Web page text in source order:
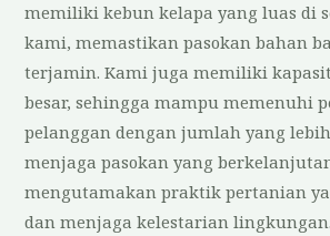
memiliki kebun kelapa yang luas di
kami, memastikan pasokan bahan
terjamin. Kami juga memiliki
besar, sehingga mampu memenuhi
pelanggan dengan jumlah yang
menjaga pasokan yang
mengutamakan praktik pertanian
dan menjaga kelestarian lingkungan.